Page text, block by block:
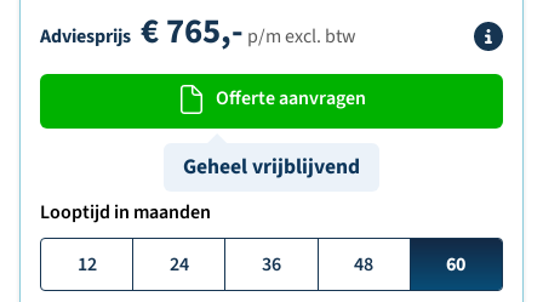
Adviesprijs €765,- p/m excl. btw
Offerte aanvragen
Geheel vrijblijvend
Looptijd in maanden
12
24 36 48 60